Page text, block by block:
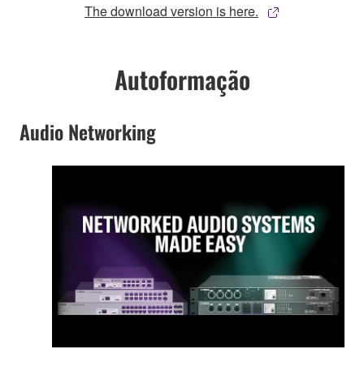
The download version is here.
Autoformação
Audio Networking